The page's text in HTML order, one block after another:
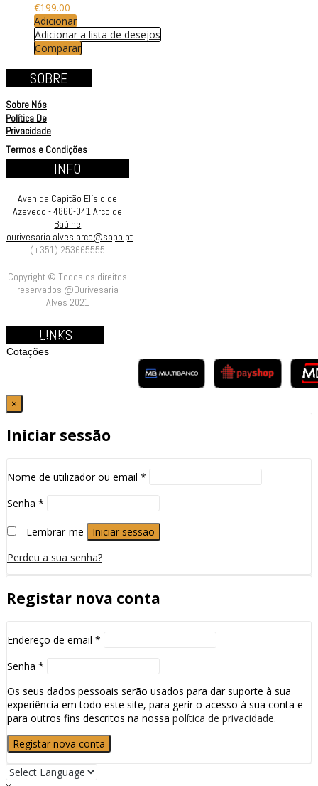
€199.00
Adicionar
Adicionar a lista de desejos
Comparar
SOBRE
Sobre Nós
Política De
Privacidade
Termos e Condições
INFO
Avenida Capitão Elísio de
Azevedo - 4860-041 Arco de
Baúlhe
ourivesaria.alves.arco@sapo.pt
(+351) 253665555
Copyright © Todos os direitos
reservados @Ourivesaria
Alves 2021
LINKS
Contrastarias
Cotações
×
Iniciar sessão
Nome de utilizador ou email *
Senha *
Lembrar-me
Iniciar sessão
Perdeu a sua senha?
Registar nova conta
Endereço de email *
Senha *
Os seus dados pessoais serão usados para dar suporte à sua
experiência em todo este site, para gerir o acesso à sua conta e
para outros fins descritos na nossa política de privacidade.
Registar nova conta